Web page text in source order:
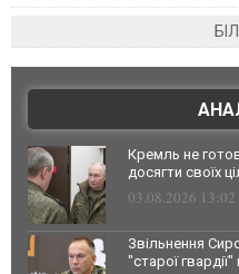
Кремль не
досягти своїх
03.08.2026 13:02
Звільнення
"старої гвардії"